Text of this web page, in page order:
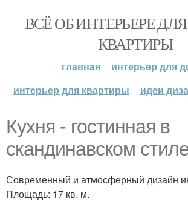
ВСЁ ОБ ИНТЕРЬЕРЕ
КВАРТИРЫ
главная
интерьер для
интерьер для квартиры
идеи
Кухня - гостинная в
скандинавском
Современный и атмосферный дизайн
Площадь: 17 кв. м.